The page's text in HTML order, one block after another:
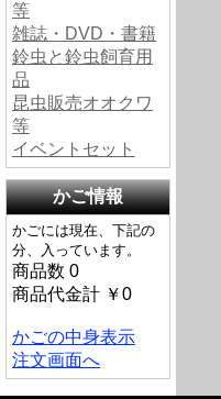
等
雑誌・DVD・書籍
鈴虫と鈴虫飼育用
品
昆虫販売オオクワ
等
イベントセット
かご情報
かごには現在、下記の
分、入っています。
商品数 0
商品代金計 ￥0
かごの中身表示
注文画面へ